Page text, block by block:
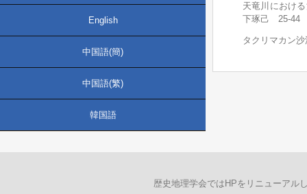
天竜川におけ
下琢己 25-44
タクリマカン
English
中国語(簡)
中国語(繁)
韓国語
歴史地理学会ではHPをリニューアル